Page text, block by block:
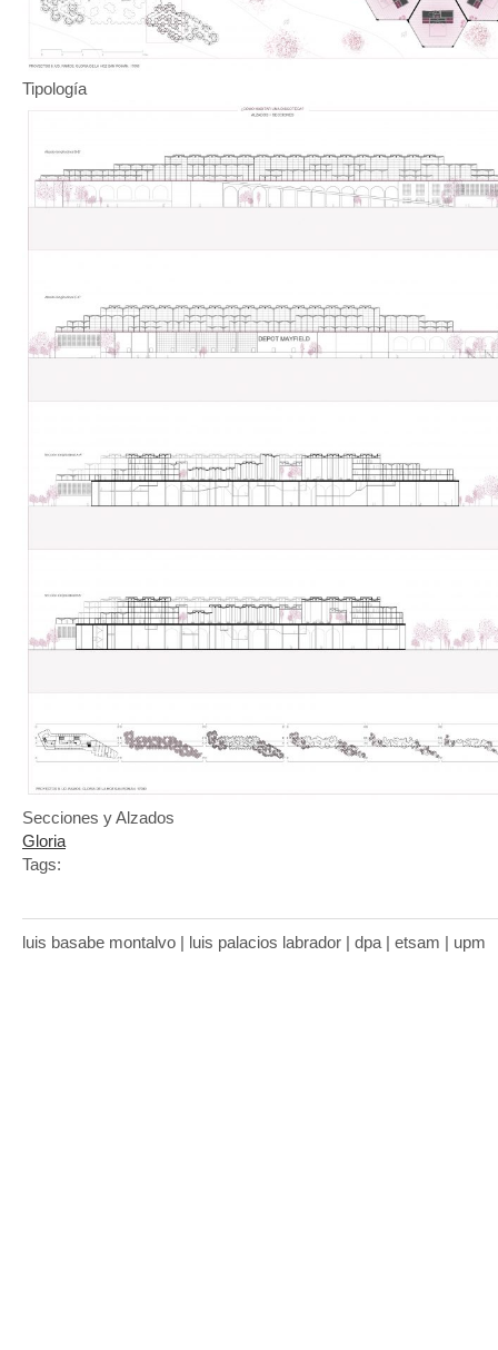
Tipología
Secciones y Alzados
Gloria
Tags:
luis basabe montalvo | luis palacios labrador | dpa | etsam | upm